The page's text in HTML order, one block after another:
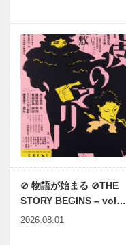
⊘ 物語が始まる ⊘THE
STORY BEGINS – vol…
2026.08.01